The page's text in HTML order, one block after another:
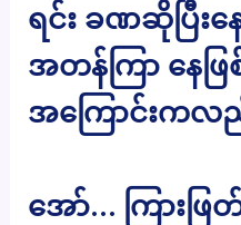
ရင်း ခဏဆိုပြီးန
အတန်ကြာ နေဖ
အကြောင်းကလ
အော်… ကြားဖြတ်